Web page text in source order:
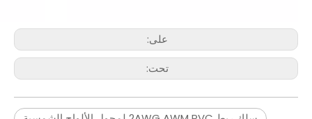
على:
تحت: